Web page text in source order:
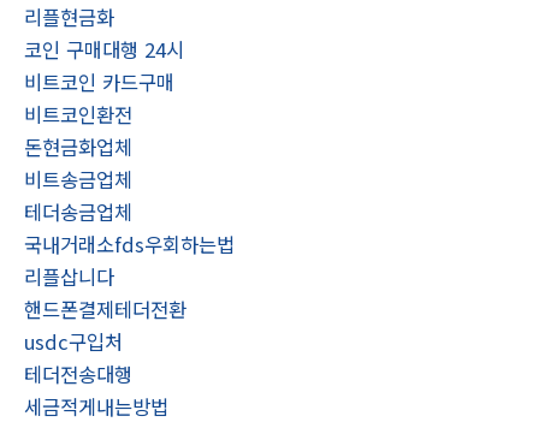
리플현금화
코인 구매대행 24시
비트코인 카드구매
비트코인환전
돈현금화업체
비트송금업체
테더송금업체
국내거래소fds우회하는법
리플삽니다
핸드폰결제테더전환
usdc구입처
테더전송대행
세금적게내는방법